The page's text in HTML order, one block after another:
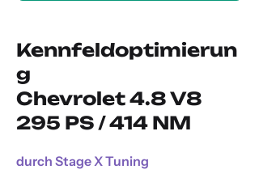
Kennfeldoptimierun
g
Chevrolet 4.8 V8
295 PS / 414 NM
durch Stage X Tuning